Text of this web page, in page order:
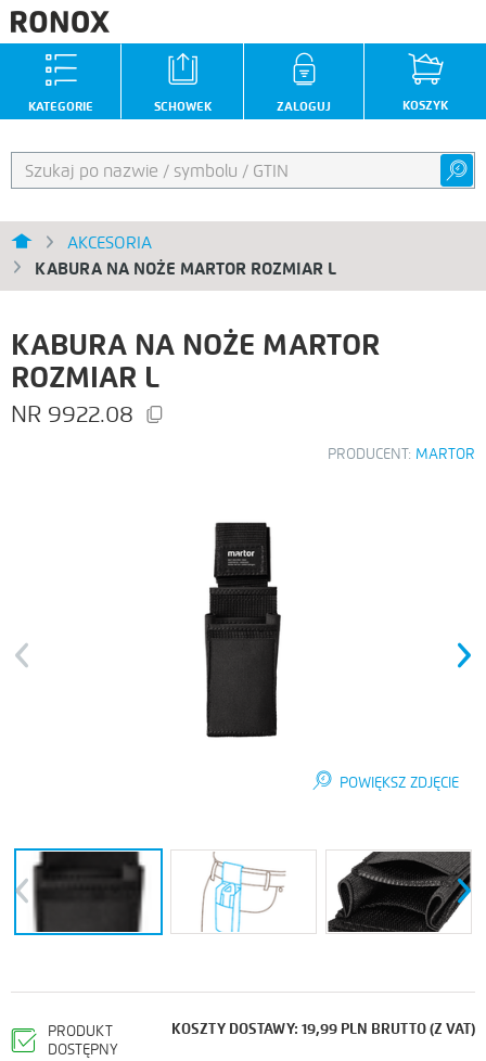
ZALOGUJ KOSZYK
SCHOWEK
KATEGORIE
AKCESORIA
KABURA NA NOŻE MARTOR ROZMIAR L
KABURA NA NOŻE MARTOR
ROZMIAR L
9922.08
PRODUCENT: MARTOR
Previous
POWIĘKSZ ZDJĘCIE
Next
Previous Next
PRODUKT
DOSTĘPNY
KOSZTY DOSTAWY: 19,99 PLN BRUTTO (Z VAT)